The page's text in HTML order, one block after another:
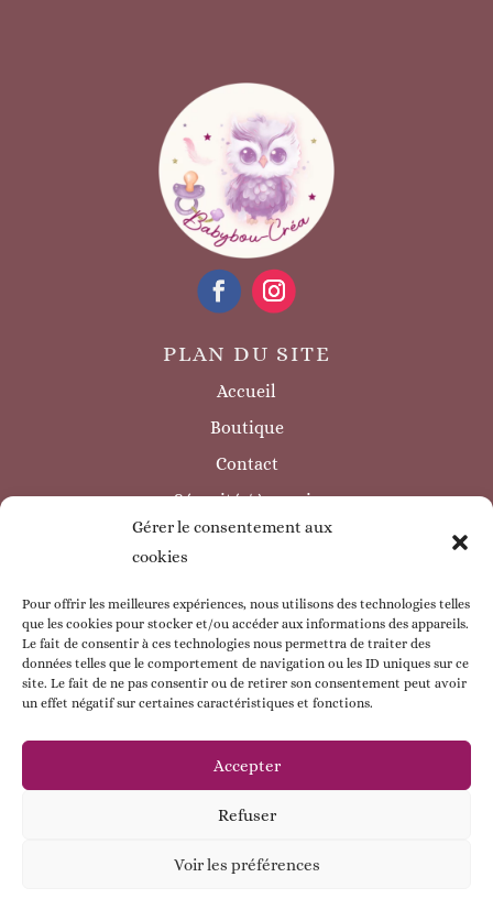
Gérer le consentement aux
cookies
Pour offrir les meilleures expériences, nous utilisons des technologies telles
que les cookies pour stocker et/ou accéder aux informations des appareils.
Le fait de consentir à ces technologies nous permettra de traiter des
données telles que le comportement de navigation ou les ID uniques sur ce
site. Le fait de ne pas consentir ou de retirer son consentement peut avoir
un effet négatif sur certaines caractéristiques et fonctions.
Accepter
Refuser
Voir les préférences
PLAN DU SITE
Accueil
Boutique
Contact
Sécurité / à savoir
INFORMATIONS LÉGALES
Mentions légales
Politique de confidentialité
Politique de cookie
CGV
ESPACE CLIENT
Mon compte
Mes coordonnées